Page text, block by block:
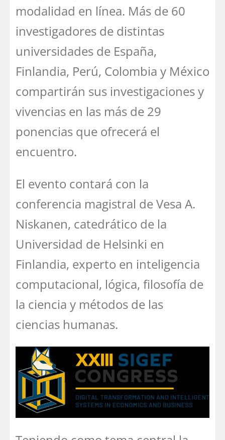
modalidad en línea. Más de 60
investigadores de distintas
universidades de España,
Finlandia, Perú, Colombia y México
compartirán sus investigaciones y
vivencias en las más de 29
ponencias que ofrecerá el
encuentro.
El evento contará con la
conferencia magistral de Vesa A.
Niskanen, catedrático de la
Universidad de Helsinki en
Finlandia, experto en inteligencia
computacional, lógica, filosofía de
la ciencia y métodos de las
ciencias humanas.